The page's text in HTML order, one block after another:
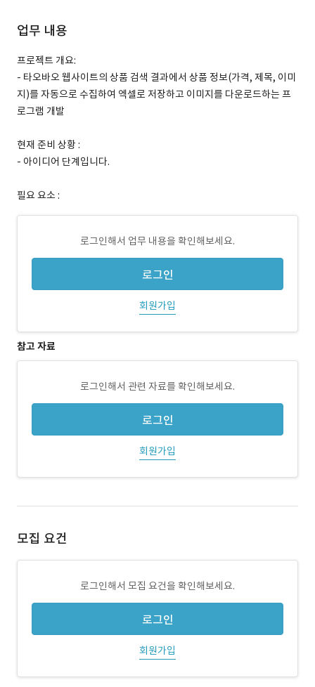
업무 내용
프로젝트 개요:
- 타오바오 웹사이트의 상품 검색 결과에서 상품 정보(가격, 제목, 이미
지)를 자동으로 수집하여 엑셀로 저장하고 이미지를 다운로드하는 프
로그램 개발
현재 준비 상황 :
- 아이디어 단계입니다.
필요 요소 :
로그인해서 업무 내용을 확인해보세요.
로그인
회원가입
참고 자료
로그인해서 관련 자료를 확인해보세요.
로그인
회원가입
모집 요건
로그인해서 모집 요건을 확인해보세요.
로그인
회원가입